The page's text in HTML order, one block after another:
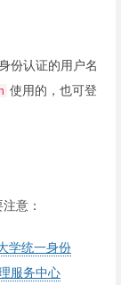
份认证的用户名
使用的，也可登
意：
学统一身份
服务中心